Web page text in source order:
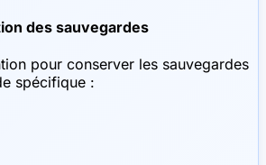
des sauvegardes
pour conserver les sauvegardes
spécifique :